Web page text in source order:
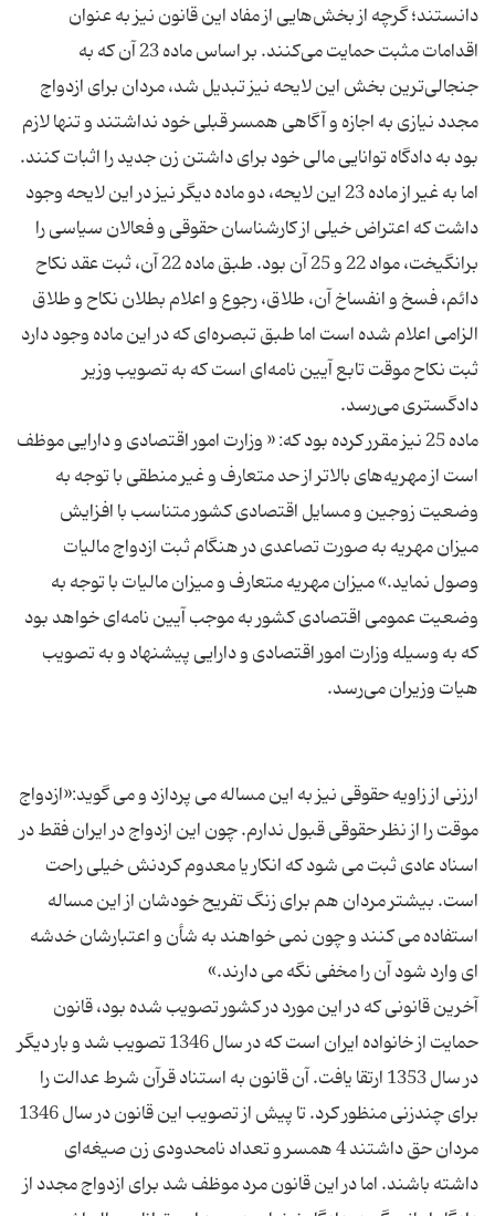
دانستند؛ گرچه از بخش‌هایی از مفاد این قانون نیز به عنوان
اقدامات مثبت حمایت می‌کنند. بر اساس ماده 23 آن که به
جنجالی‌ترین بخش این لایحه نیز تبدیل شد، مردان برای ازدواج
مجدد نیازی به اجازه و آگاهی همسر قبلی خود نداشتند و تنها لازم
اما به غیر از ماده 23 این لایحه، دو ماده دیگر نیز در این لایحه وجود
داشت که اعتراض خیلی از کارشناسان حقوقی و فعالان سیاسی را
برانگیخت، مواد 22 و 25 آن بود. طبق ماده 22 آن، ثبت عقد نکاح
دائم، فسخ و انفساخ آن، طلاق، رجوع و اعلام بطلان نکاح و طلاق
الزامی اعلام شده است اما طبق تبصره‌ای که در این ماده وجود دارد
ثبت نکاح موقت تابع آیین نامه‌ای است که به تصویب وزیر
ماده 25 نیز مقرر کرده بود که: « وزارت امور اقتصادی و دارایی موظف
است از مهریه‌های بالاتر از حد متعارف و غیر منطقی با توجه به
وضعیت زوجین و مسایل اقتصادی کشور متناسب با افزایش
میزان مهریه به صورت تصاعدی در هنگام ثبت ازدواج مالیات
وصول نماید.» میزان مهریه متعارف و میزان مالیات با توجه به
وضعیت عمومی اقتصادی کشور به موجب آیین نامه‌ای خواهد بود
که به وسیله وزارت امور اقتصادی و دارایی پیشنهاد و به تصویب
ارزنی از زاویه حقوقی نیز به این مساله می پردازد و می گوید:«ازدواج
موقت را از نظر حقوقی قبول ندارم. چون این ازدواج در ایران فقط در
اسناد عادی ثبت می شود که انکار یا معدوم کردنش خیلی راحت
است. بیشتر مردان هم برای زنگ تفریح خودشان از این مساله
استفاده می کنند و چون نمی خواهند به شأن و اعتبارشان خدشه
آخرین قانونی که در این مورد در کشور تصویب شده بود، قانون
حمایت از خانواده ایران است که در سال 1346 تصویب شد و بار دیگر
در سال 1353 ارتقا یافت. آن قانون به استناد قرآن شرط عدالت را
برای چندزنی منظور کرد. تا پیش از تصویب این قانون در سال 1346
مردان حق داشتند 4 همسر و تعداد نامحدودی زن صیغه‌ای
داشته باشند. اما در این قانون مرد موظف شد برای ازدواج مجدد از